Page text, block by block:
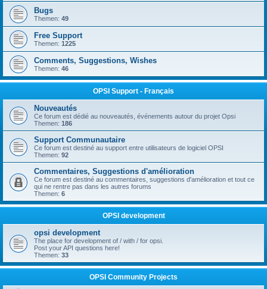
Bugs
Themen: 49
Free Support
Themen: 1225
Comments, Suggestions, Wishes
Themen: 46
OPSI Support - Français
Nouveautés
Ce forum est dédié au nouveautés, événements autour du projet Opsi
Themen: 186
Support Communautaire
Ce forum est destiné au support entre utilisateurs de logiciel OPSI
Themen: 92
Commentaires, Suggestions d'amélioration
Ce forum est destiné au commentaires, suggestions d'amélioration et tout ce
qui ne rentre pas dans les autres forums
Themen: 6
OPSI development
opsi development
The place for development of / with / for opsi.
Post your API questions here!
Themen: 33
OPSI Community Projects